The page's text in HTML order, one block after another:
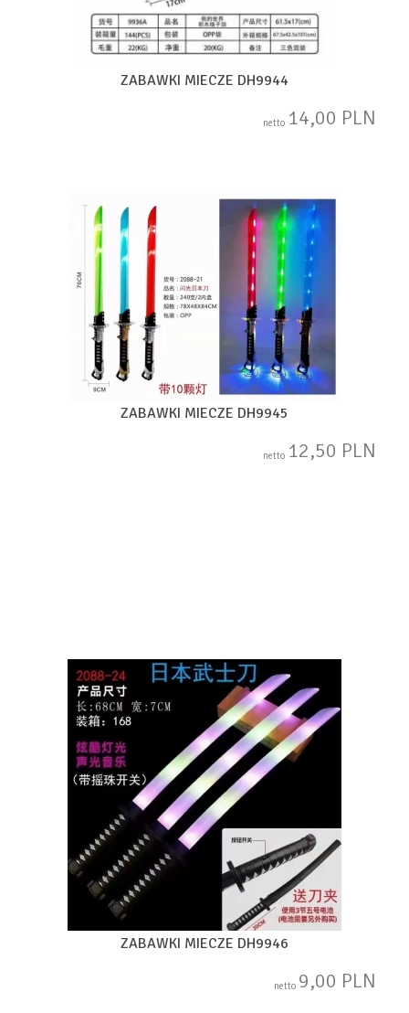
ZABAWKI MIECZE DH9944
netto 14,00 PLN
ZABAWKI MIECZE DH9945
netto 12,50 PLN
ZABAWKI MIECZE DH9946
netto 9,00 PLN